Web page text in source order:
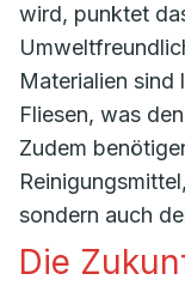
wird, punktet
Materialien sind
Fliesen, was
Zudem
sondern auch
Die